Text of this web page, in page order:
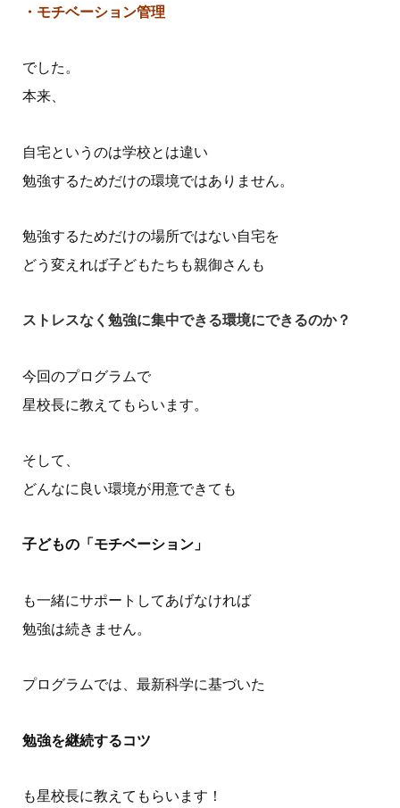
・モチベーション管理
でした。
本来、
自宅というのは学校とは違い
勉強するためだけの環境ではありません。
勉強するためだけの場所ではない自宅を
どう変えれば子どもたちも親御さんも
ストレスなく勉強に集中できる環境にできるのか？
今回のプログラムで
星校長に教えてもらいます。
そして、
どんなに良い環境が用意できても
子どもの「モチベーション」
も一緒にサポートしてあげなければ
勉強は続きません。
プログラムでは、最新科学に基づいた
勉強を継続するコツ
も星校長に教えてもらいます！
ホーム はじめての方へ プロフィール 書籍一覧